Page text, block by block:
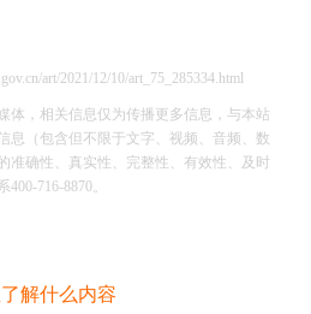
art/2021/12/10/art_75_285334.html
体，相关信息仅为传播更多信息，与本站
息（包含但不限于文字、视频、音频、数
准确性、真实性、完整性、有效性、及时
716-8870。
解什么内容